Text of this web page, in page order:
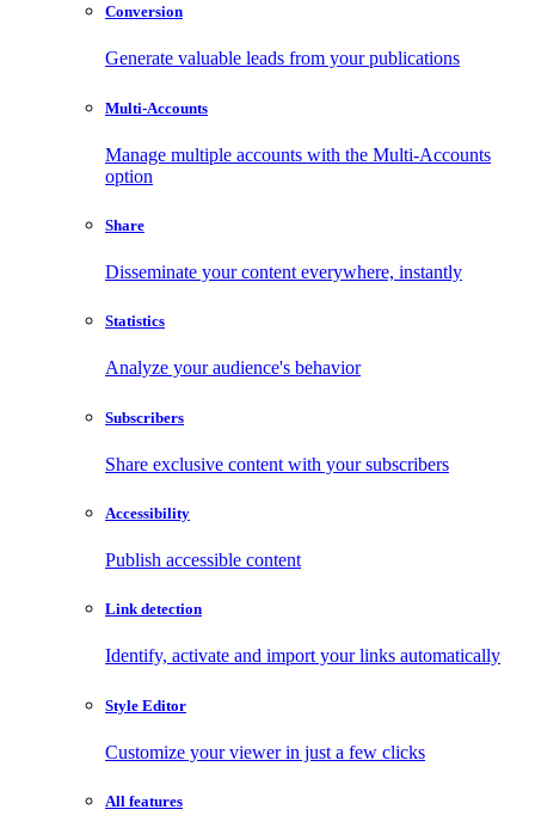
Conversion
Generate valuable leads from your publications
Multi-Accounts
Manage multiple accounts with the Multi-Accounts
option
Share
Disseminate your content everywhere, instantly
Statistics
Analyze your audience's behavior
Subscribers
Share exclusive content with your subscribers
Accessibility
Publish accessible content
Link detection
Identify, activate and import your links automatically
Style Editor
Customize your viewer in just a few clicks
All features